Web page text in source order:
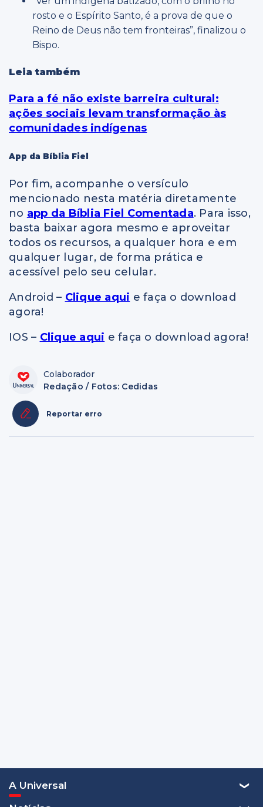
rosto e o Espírito Santo, é a prova de que o
Reino de Deus não tem fronteiras”, finalizou o
Bispo.
Leia também
Para a fé não existe barreira cultural:
ações sociais levam transformação às
comunidades indígenas
App da Bíblia Fiel
Por fim, acompanhe o versículo
mencionado nesta matéria diretamente
no app da Bíblia Fiel Comentada. Para isso,
basta baixar agora mesmo e aproveitar
todos os recursos, a qualquer hora e em
qualquer lugar, de forma prática e
acessível pelo seu celular.
Android – Clique aqui e faça o download
agora!
IOS – Clique aqui e faça o download agora!
Colaborador
Redação / Fotos: Cedidas
Reportar erro
A Universal